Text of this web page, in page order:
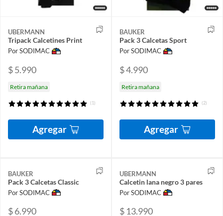
UBERMANN
Tripack Calcetines Print
Por SODIMAC
$ 5.990
Retira mañana
(1)
Agregar
BAUKER
Pack 3 Calcetas Sport
Por SODIMAC
$ 4.990
Retira mañana
(2)
Agregar
BAUKER
Pack 3 Calcetas Classic
Por SODIMAC
$ 6.990
UBERMANN
Calcetin lana negro 3 pares
Por SODIMAC
$ 13.990